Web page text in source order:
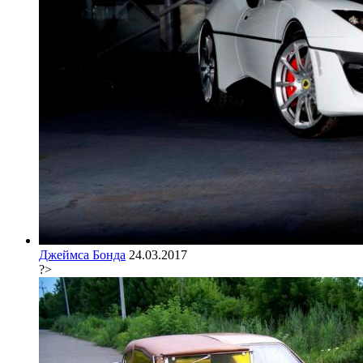
Джеймса Бонда 24.03.2017
?>